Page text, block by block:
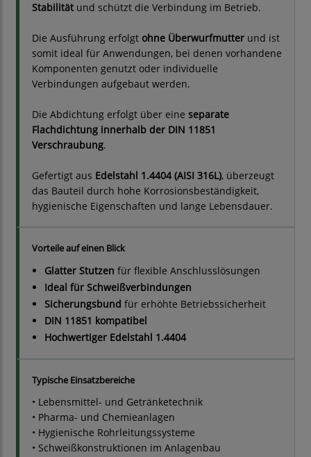
Stabilität und schützt die Verbindung im Betrieb.
Die Ausführung erfolgt ohne Überwurfmutter und ist
somit ideal für Anwendungen, bei denen vorhandene
Komponenten genutzt oder individuelle
Verbindungen aufgebaut werden.
Die Abdichtung erfolgt über eine separate
Flachdichtung innerhalb der DIN 11851
Verschraubung.
Gefertigt aus Edelstahl 1.4404 (AISI 316L), überzeugt
das Bauteil durch hohe Korrosionsbeständigkeit,
hygienische Eigenschaften und lange Lebensdauer.
Vorteile auf einen Blick
Glatter Stutzen für flexible Anschlusslösungen
Ideal für Schweißverbindungen
Sicherungsbund für erhöhte Betriebssicherheit
DIN 11851 kompatibel
Hochwertiger Edelstahl 1.4404
Typische Einsatzbereiche
• Lebensmittel- und Getränketechnik
• Pharma- und Chemieanlagen
• Hygienische Rohrleitungssysteme
• Schweißkonstruktionen im Anlagenbau